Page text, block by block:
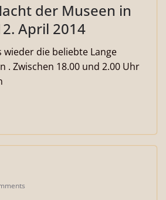
der Museen in
April 2014
wieder die beliebte Lange
. Zwischen 18.00 und 2.00 Uhr